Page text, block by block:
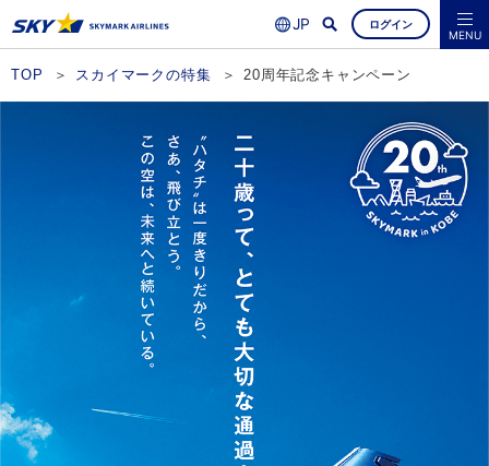
ログイン
空席照会・ご予約
よくあるご質問 MENU
TOP スカイマークの特集 20周年記念キャンペーン